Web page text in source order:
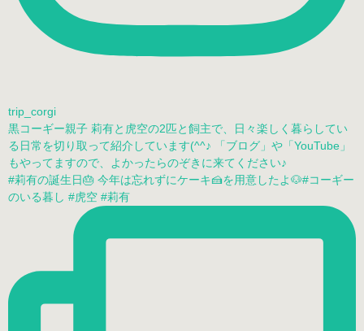
trip_corgi
黒コーギー親子 莉有と虎空の2匹と飼主で、日々楽しく暮らしてい
る日常を切り取って紹介しています(^^♪ 「ブログ」や「YouTube」
もやってますので、よかったらのぞきに来てください♪
#莉有の誕生日🎂 今年は忘れずにケーキ🍰を用意したよ🐶#コーギー
のいる暮し #虎空 #莉有